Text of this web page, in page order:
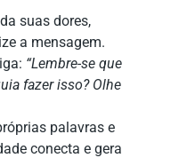
suas dores,
a mensagem.
“Lembre-se que
fazer isso? Olhe
palavras e
conecta e gera